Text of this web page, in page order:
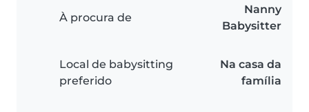
À procura de
Nanny
Babysitter
Local de babysitting
preferido
Na casa da
família